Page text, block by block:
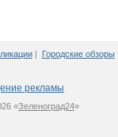
| Городские обзоры
рекламы
«Зеленоград24»